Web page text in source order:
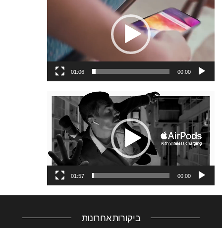
וידאו
00:00
01:06
נגן
וידאו
00:00
01:57
ביקורות אחרונות